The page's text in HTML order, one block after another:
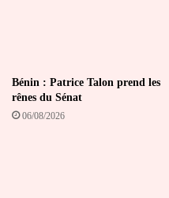
Bénin : Patrice Talon prend les
rênes du Sénat
06/08/2026